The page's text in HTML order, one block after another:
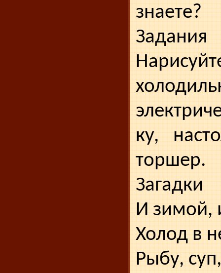
знаете?
Задания
ку,
торшер.
Загадки
И зимой,
Холод в
Рыбу,